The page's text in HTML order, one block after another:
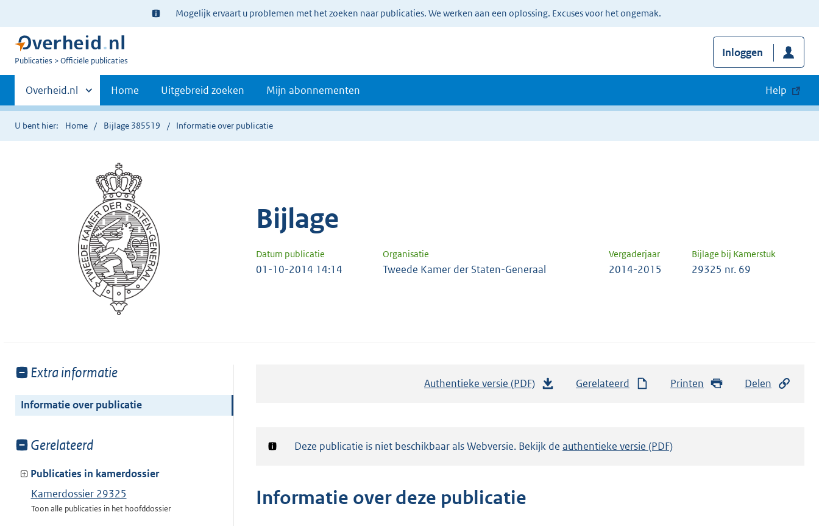
Ter
informatie:
Mogelijk ervaart u problemen met het zoeken naar publicaties. We werken aan een oplossing. Excuses voor het ongemak.
U
Publicaties Officiële publicaties
Inloggen
Primaire
navigatie
Andere
sites
binnen
Overheid.nl Home Uitgebreid zoeken Mijn abonnementen Help
U bent hier: Home Bijlage 385519 Informatie over publicatie
Bijlage
Datum publicatie Organisatie Vergaderjaar Bijlage bij Kamerstuk
01-10-2014 14:14 Tweede Kamer der Staten-Generaal 2014-2015 29325 nr. 69
Toon
van:
Extra informatie
Informatie over publicatie
Toon
van:
Gerelateerd
Publicaties in kamerdossier
Kamerdossier 29325
Toon alle publicaties in het hoofddossier
Authentieke versie (PDF)
a
Gerelateerd Printen Delen
Notificatie:
Deze publicatie is niet beschikbaar als Webversie. Bekijk de authentieke versie (PDF)
Informatie over deze publicatie